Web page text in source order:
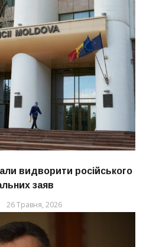
видворити російського
заяв
26 Травня, 2026